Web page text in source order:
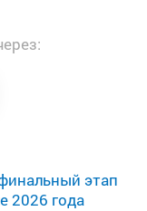
этап
2026 года